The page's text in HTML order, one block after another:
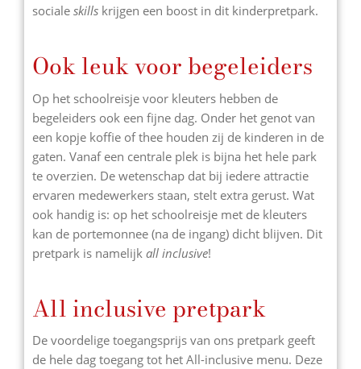
sociale skills krijgen een boost in dit kinderpretpark.
Ook leuk voor begeleiders
Op het schoolreisje voor kleuters hebben de
begeleiders ook een fijne dag. Onder het genot van
een kopje koffie of thee houden zij de kinderen in de
gaten. Vanaf een centrale plek is bijna het hele park
te overzien. De wetenschap dat bij iedere attractie
ervaren medewerkers staan, stelt extra gerust. Wat
ook handig is: op het schoolreisje met de kleuters
kan de portemonnee (na de ingang) dicht blijven. Dit
pretpark is namelijk all inclusive!
All inclusive pretpark
De voordelige toegangsprijs van ons pretpark geeft
de hele dag toegang tot het All-inclusive menu. Deze